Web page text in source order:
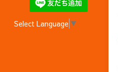
Select Language ▼